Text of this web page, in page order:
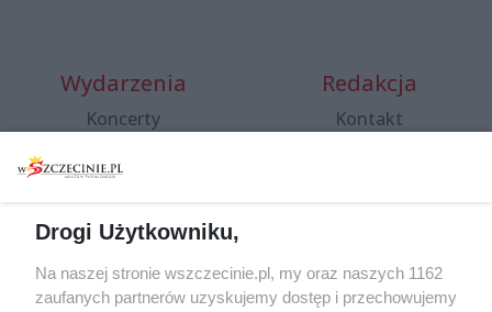
Wydarzenia
Koncerty
Spacery i oprowadzania
targi
Wernisaże
Więcej
Redakcja
Kontakt
Specjalny koncert z okazji
20. urodzin portalu
Drogi Użytkowniku,
Na naszej stronie wszczecinie.pl, my oraz naszych 1162
zaufanych partnerów uzyskujemy dostęp i przechowujemy